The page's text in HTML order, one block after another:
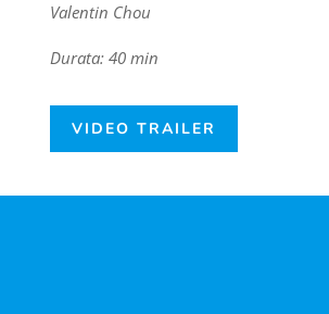
Valentin Chou
Durata: 40 min
VIDEO TRAILER